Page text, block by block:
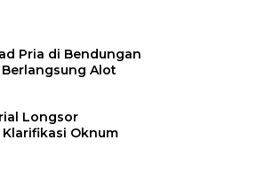
Pria di Bendungan
Alot
Longsor
Oknum